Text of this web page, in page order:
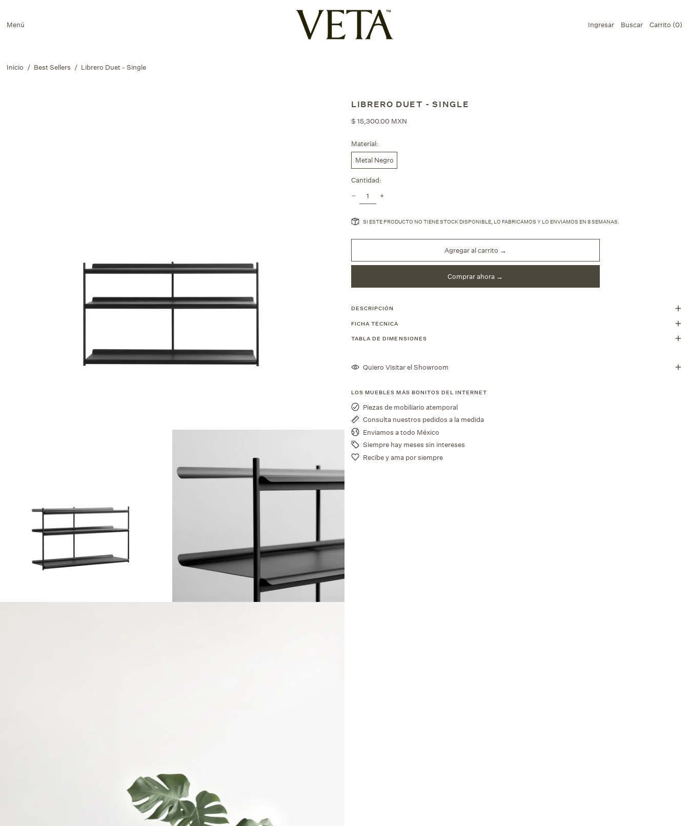
Menú Ingresar Buscar Carrito (0)
Inicio / Best Sellers / Librero Duet - Single
LIBRERO DUET - SINGLE
Precio
$ 15,300.00 MXN
Material:
Metal Negro
Cantidad:
SI ESTE PRODUCTO NO TIENE STOCK DISPONIBLE, LO FABRICAMOS Y LO ENVIAMOS EN 8 SEMANAS.
Agregar al carrito →
Comprar ahora
DESCRIPCIÓN
FICHA TÉCNICA
TABLA DE DIMENSIONES
Quiero Visitar el Showroom
LOS MUEBLES MÁS BONITOS DEL INTERNET
Piezas de mobiliario atemporal
Consulta nuestros pedidos a la medida
Enviamos a todo México
Siempre hay meses sin intereses
Recibe y ama por siempre